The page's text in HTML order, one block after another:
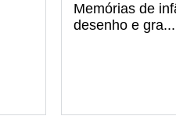
Memórias de
desenho e gra...